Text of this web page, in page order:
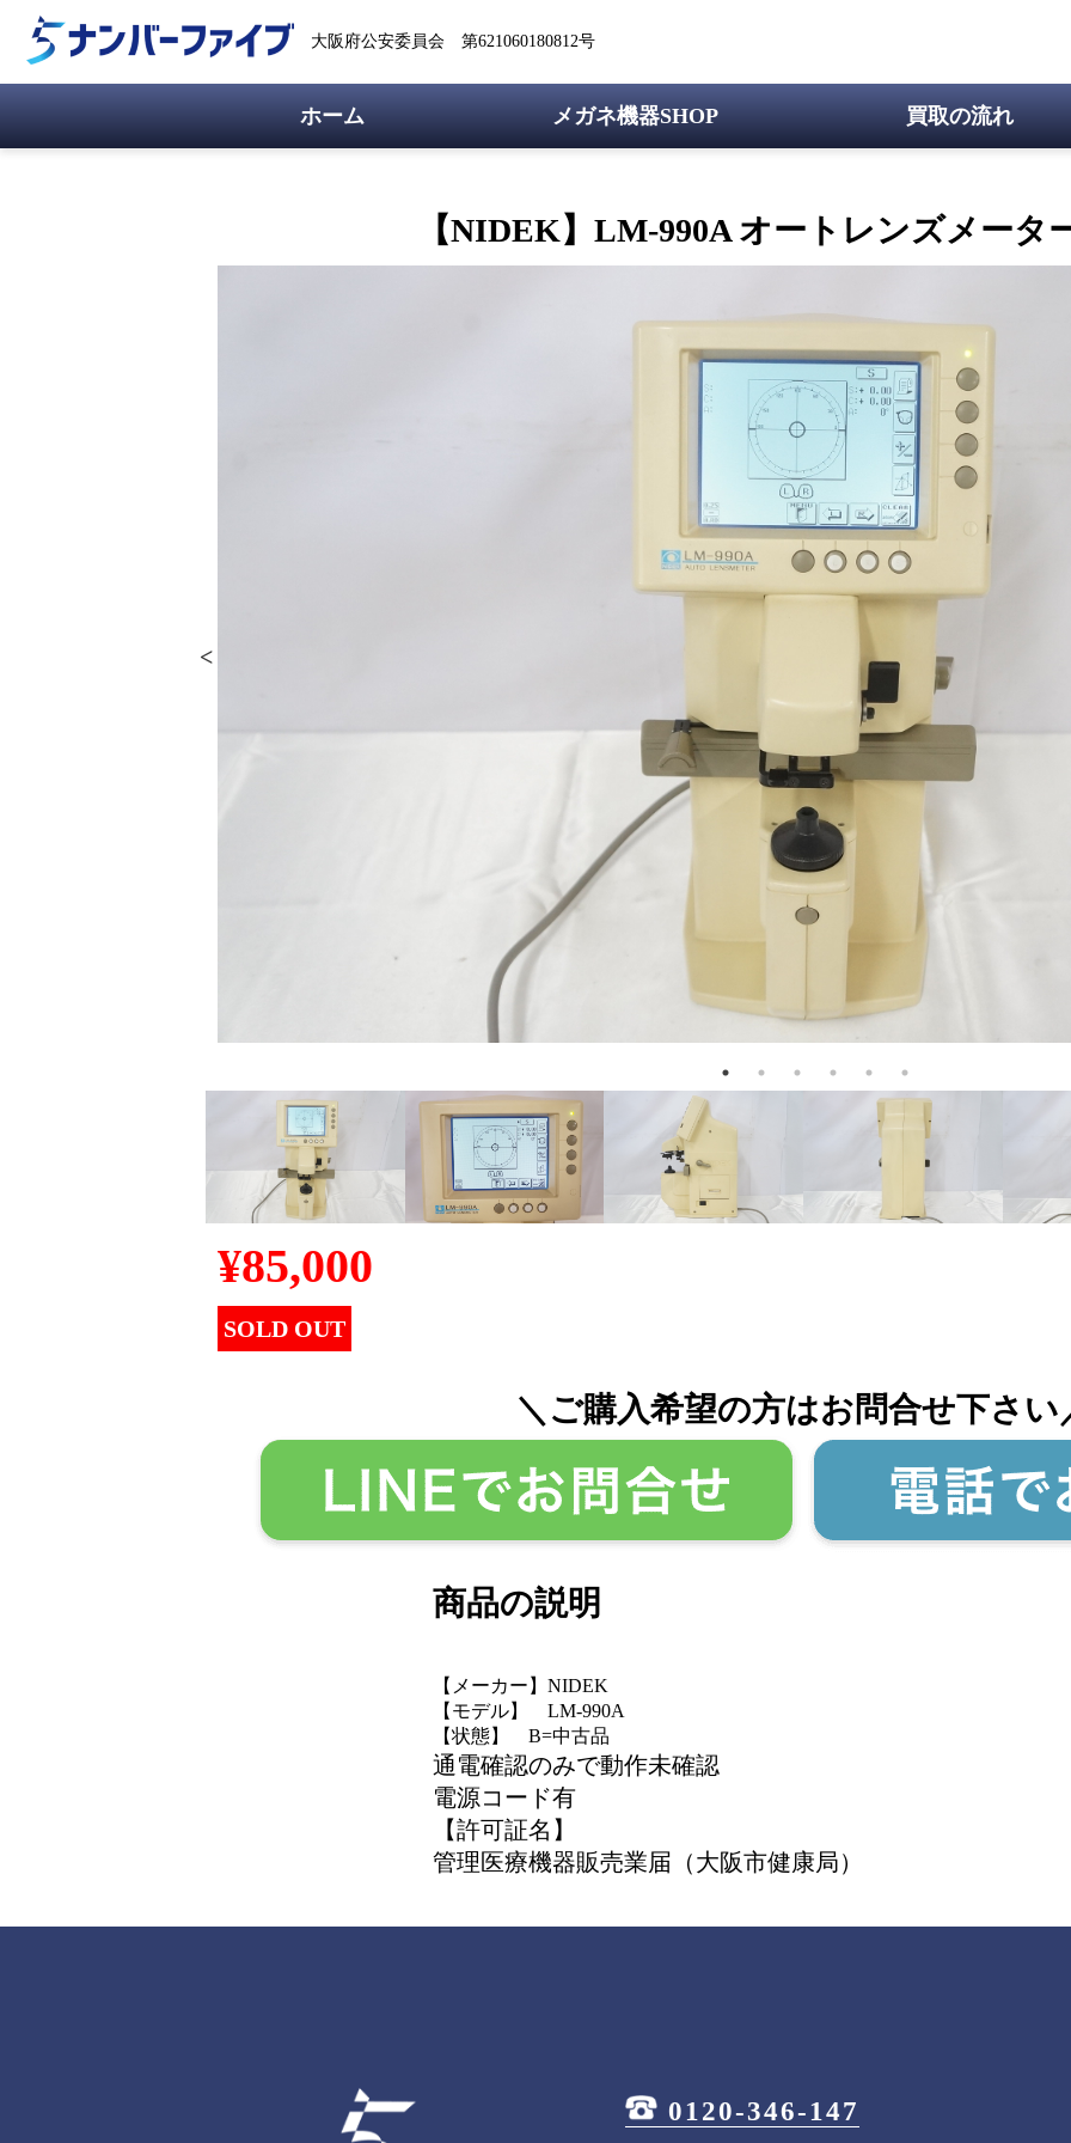
大阪府公安委員会 第621060180812号
ホーム メガネ機器SHOP 買取の流れ
【NIDEK】LM-990A オートレンズメータ
¥85,000
SOLD OUT
＼ご購入希望の方はお問合せ下さい
商品の説明
【メーカー】NIDEK
【モデル】 LM-990A
【状態】 B=中古品
通電確認のみで動作未確認
電源コード有
【許可証名】
管理医療機器販売業届（大阪市健康局）
0120-346-147